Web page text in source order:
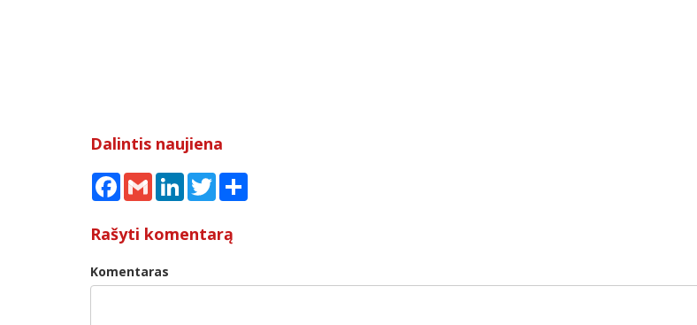
Dalintis naujiena
Facebook
Gmail LinkedInTwitter
Rašyti komentarą
Komentaras